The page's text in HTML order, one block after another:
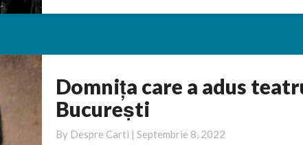
Domnița
care
a
adus
Domnița care a adus
București
By Despre Carti | Septembrie 8, 2022